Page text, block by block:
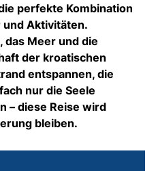
perfekte Kombination
und Aktivitäten.
das Meer und die
der kroatischen
entspannen, die
nur die Seele
– diese Reise wird
bleiben.